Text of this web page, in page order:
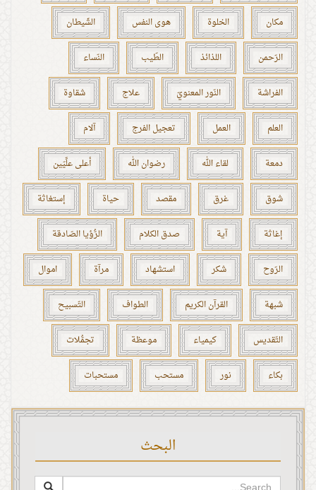
مكان الخلوة هوى النفس الشّيطان
الرّحمن اللذائذ الطّيب النّساء
الفراشة النّور المعنويّ علاج شقاوة
العلم العمل تعجيل الفرج آلام
دمعة لقاء الله رضوان الله أعلى علِّيّين
شوق غرق مقصد حياة إستغاثة
إغاثة آية صدق الكلام الرُّؤيا الصّادقة
الرّوح شكر استشهاد مرآة اموال
شبهة القرآن الكريم الطواف التّسبيح
التّقديس كيمياء موعظة تجمُّلات
بكاء نور مستحب مستحبات
البحث